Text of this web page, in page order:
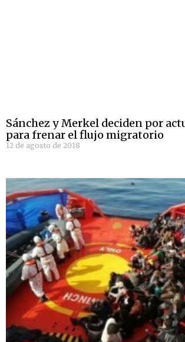
Sánchez y Merkel deciden por
para frenar el flujo migratorio
12 de agosto de 2018